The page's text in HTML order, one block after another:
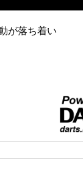
が落ち着い